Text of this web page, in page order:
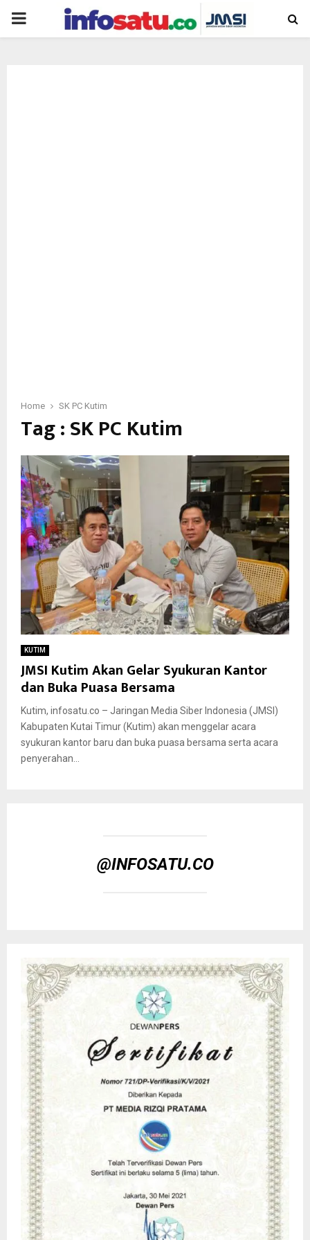
PRIMARY
Home SK PC Kutim
Tag : SK PC Kutim
KUTIM
JMSI Kutim Akan Gelar Syukuran Kantor
dan Buka Puasa Bersama
Kutim, infosatu.co – Jaringan Media Siber Indonesia (JMSI)
Kabupaten Kutai Timur (Kutim) akan menggelar acara
syukuran kantor baru dan buka puasa bersama serta acara
penyerahan...
@INFOSATU.CO